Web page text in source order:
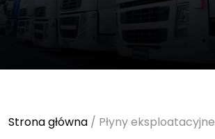
Strona główna / Płyny eksploatacyjne